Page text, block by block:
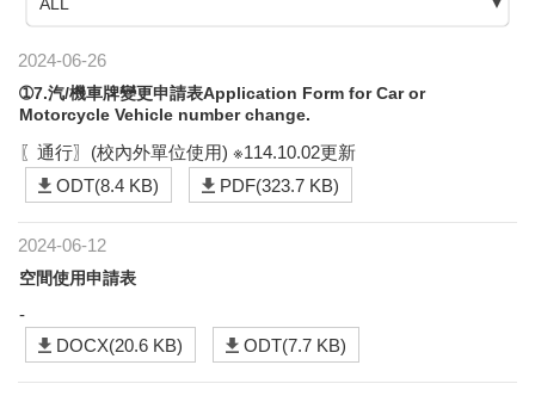
2024-06-26
➀7.汽/機車牌變更申請表Application Form for Car or
Motorcycle Vehicle number change.
〖通行〗(校內外單位使用) ※114.10.02更新
ODT(8.4 KB)
PDF(323.7 KB)
2024-06-12
空間使用申請表
-
DOCX(20.6 KB)
ODT(7.7 KB)